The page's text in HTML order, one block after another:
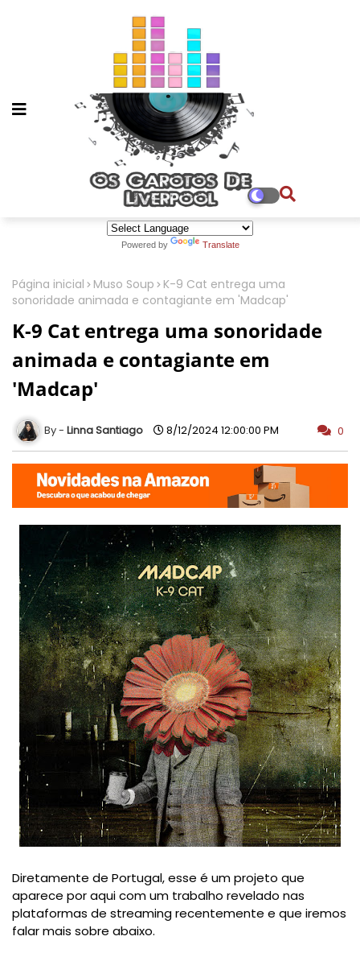
Powered by Translate
Página inicial Muso Soup
K-9 Cat entrega uma
sonoridade animada e contagiante em 'Madcap'
K-9 Cat entrega uma sonoridade
animada e contagiante em
'Madcap'
Linna Santiago 8/12/2024 12:00:00 PM 0
Diretamente de Portugal, esse é um projeto que
aparece por aqui com um trabalho revelado nas
plataformas de streaming recentemente e que iremos
falar mais sobre abaixo.